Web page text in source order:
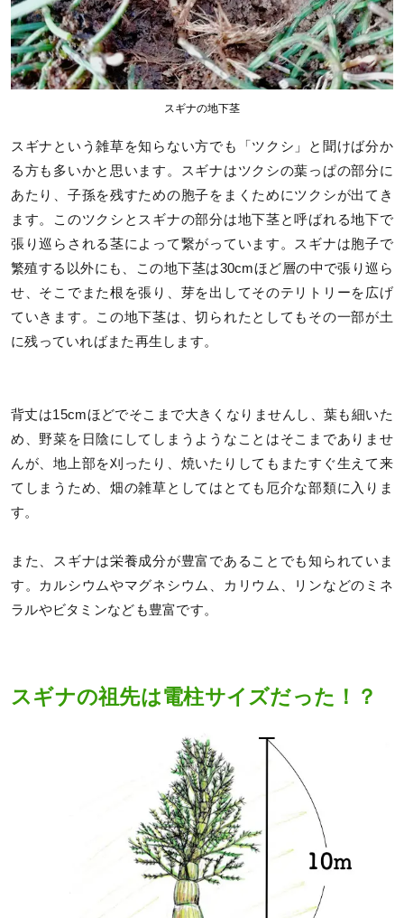
スギナの地下茎
スギナという雑草を知らない方でも「ツクシ」と聞けば分か
る方も多いかと思います。スギナはツクシの葉っぱの部分に
あたり、子孫を残すための胞子をまくためにツクシが出てき
ます。このツクシとスギナの部分は地下茎と呼ばれる地下で
張り巡らされる茎によって繋がっています。スギナは胞子で
繁殖する以外にも、この地下茎は30cmほど層の中で張り巡ら
せ、そこでまた根を張り、芽を出してそのテリトリーを広げ
ていきます。この地下茎は、切られたとしてもその一部が土
に残っていればまた再生します。
背丈は15cmほどでそこまで大きくなりませんし、葉も細いた
め、野菜を日陰にしてしまうようなことはそこまでありませ
んが、地上部を刈ったり、焼いたりしてもまたすぐ生えて来
てしまうため、畑の雑草としてはとても厄介な部類に入りま
す。
また、スギナは栄養成分が豊富であることでも知られていま
す。カルシウムやマグネシウム、カリウム、リンなどのミネ
ラルやビタミンなども豊富です。
スギナの祖先は電柱サイズだった！？